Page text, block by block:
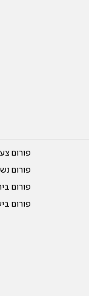
פורום
פורום
פורום
פורום